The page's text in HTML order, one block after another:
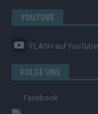
YOUTUBE
FLASH auf YouTube
FOLGE UNS
Facebook